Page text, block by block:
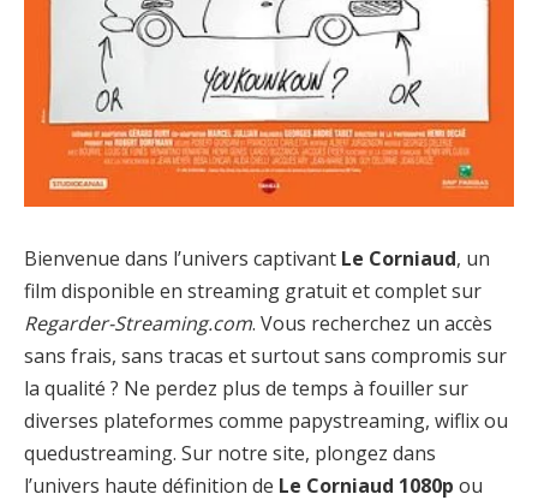
Bienvenue dans l’univers captivant Le Corniaud, un
film disponible en streaming gratuit et complet sur
Regarder-Streaming.com. Vous recherchez un accès
sans frais, sans tracas et surtout sans compromis sur
la qualité ? Ne perdez plus de temps à fouiller sur
diverses plateformes comme papystreaming, wiflix ou
quedustreaming. Sur notre site, plongez dans
l’univers haute définition de Le Corniaud 1080p ou